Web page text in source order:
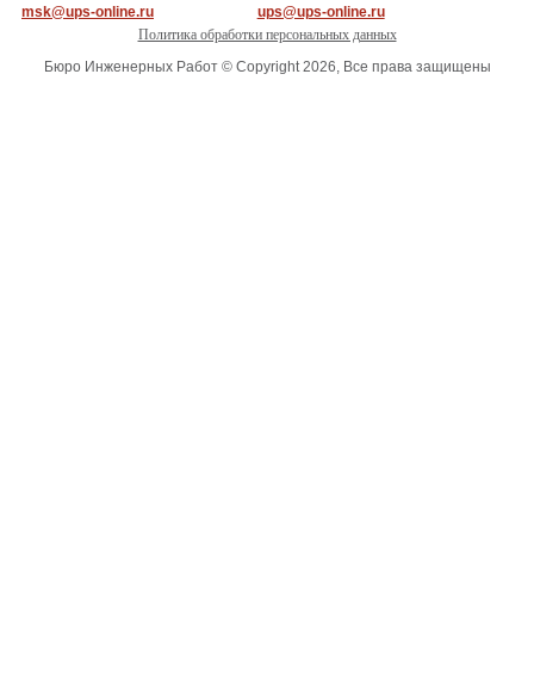
msk@ups-online.ru
ups@ups-online.ru
Политика обработки персональных данных
Бюро Инженерных Работ © Copyright 2026, Все права защищены